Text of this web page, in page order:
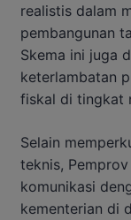
realistis dalam
pembangunan
Skema ini juga
keterlambatan
fiskal di tingkat
Selain
teknis,
komunikasi
kementerian di